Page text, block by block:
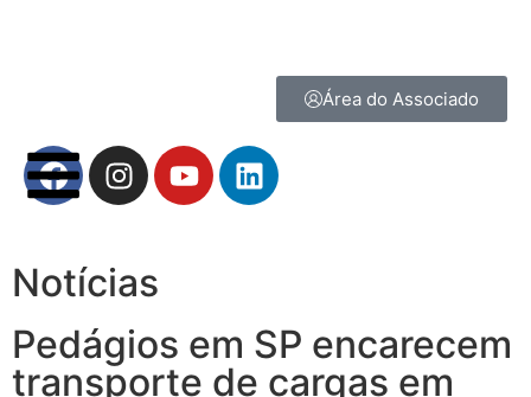
Área do Associado
Notícias
Pedágios em SP encarecem
transporte de cargas em